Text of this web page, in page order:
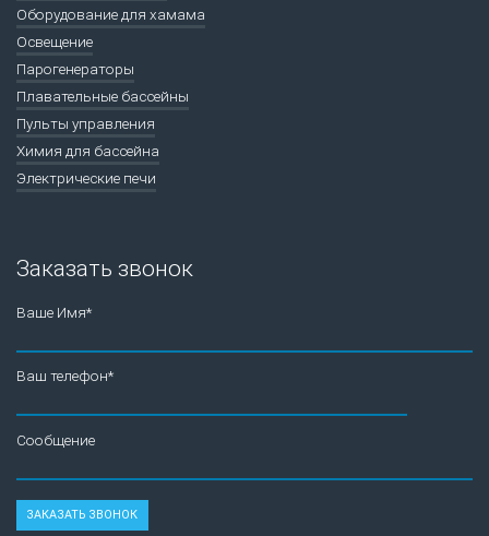
Оборудование для хамама
Освещение
Парогенераторы
Плавательные бассейны
Пульты управления
Химия для бассейна
Электрические печи
Заказать звонок
Ваше Имя*
Ваш телефон*
Сообщение